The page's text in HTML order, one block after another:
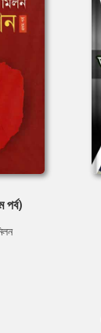
পর্ব)